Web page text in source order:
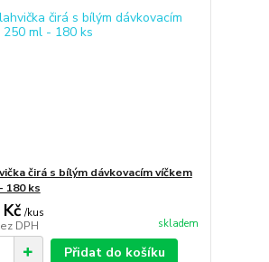
čirá s bílým dávkovacím víčkem
180 ks
/kus
DPH skladem
Přidat do košíku